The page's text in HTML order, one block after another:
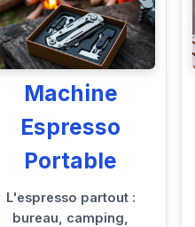
Machine
Espresso
Portable
L'espresso partout :
bureau, camping,